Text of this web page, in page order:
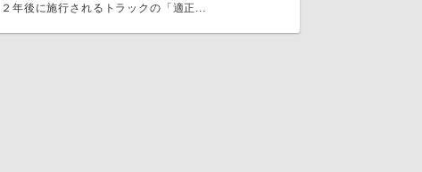
２年後に施行されるトラックの「適正...